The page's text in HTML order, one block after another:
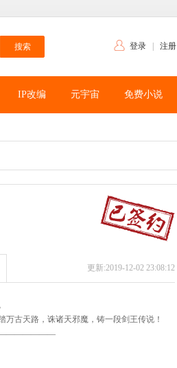
登录 注册
IP改编 元宇宙 免费小说
更新:2019-12-02 23:08:12
万古天路，诛诸天邪魔，铸一段剑王传说！